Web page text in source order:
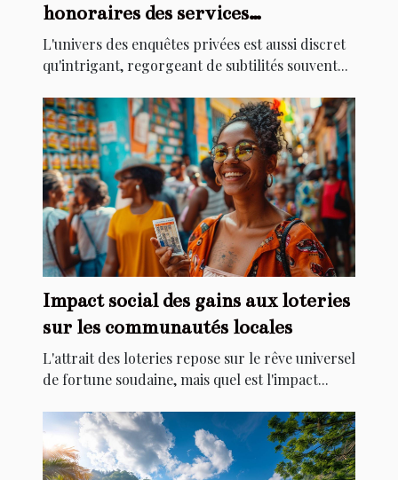
honoraires des services
d'investigation privée
L'univers des enquêtes privées est aussi discret
qu'intrigant, regorgeant de subtilités souvent...
Impact social des gains aux loteries
sur les communautés locales
L'attrait des loteries repose sur le rêve universel
de fortune soudaine, mais quel est l'impact...